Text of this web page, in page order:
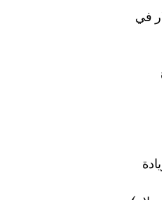
س 17.92 مليون دولار في
زيادة